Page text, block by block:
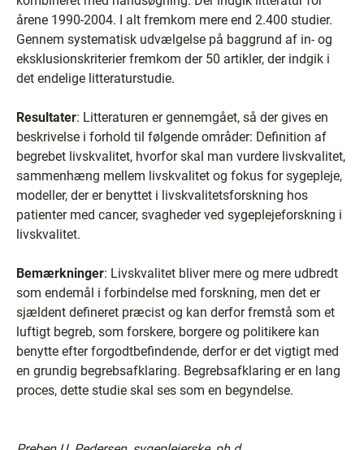
årene 1990-2004. I alt fremkom mere end 2.400 studier.
Gennem systematisk udvælgelse på baggrund af in- og
eksklusionskriterier fremkom der 50 artikler, der indgik i
det endelige litteraturstudie.
Resultater: Litteraturen er gennemgået, så der gives en
beskrivelse i forhold til følgende områder: Definition af
begrebet livskvalitet, hvorfor skal man vurdere livskvalitet,
sammenhæng mellem livskvalitet og fokus for sygepleje,
modeller, der er benyttet i livskvalitetsforskning hos
patienter med cancer, svagheder ved sygeplejeforskning i
livskvalitet.
Bemærkninger: Livskvalitet bliver mere og mere udbredt
som endemål i forbindelse med forskning, men det er
sjældent defineret præcist og kan derfor fremstå som et
luftigt begreb, som forskere, borgere og politikere kan
benytte efter forgodtbefindende, derfor er det vigtigt med
en grundig begrebsafklaring. Begrebsafklaring er en lang
proces, dette studie skal ses som en begyndelse.